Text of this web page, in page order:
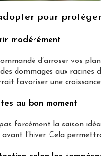
pour
modérément
d’arroser vos
dommages aux
favoriser une
au bon moment
pas forcément la saison
avant l’hiver. Cela